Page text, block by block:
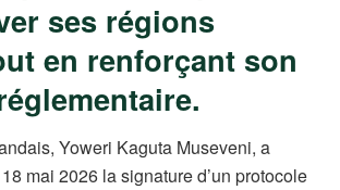
ses régions
en renforçant son
Yoweri Kaguta Museveni, a
mai 2026 la signature d’un protocole